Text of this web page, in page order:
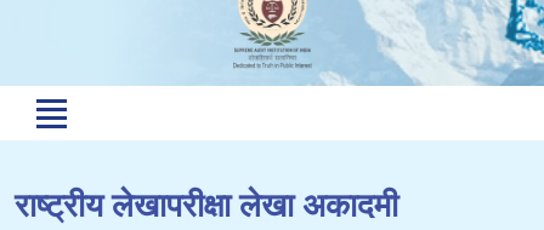
राष्ट्रीय लेखापरीक्षा लेखा अकादमी